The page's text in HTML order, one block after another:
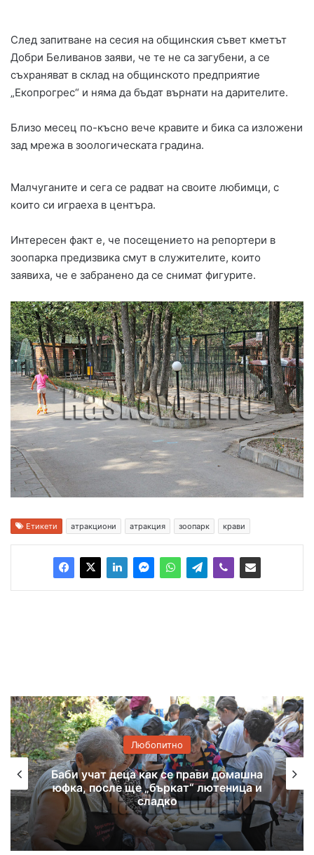
След запитване на сесия на общинския съвет кметът
Добри Беливанов заяви, че те не са загубени, а се
съхраняват в склад на общинското предприятие
„Екопрогрес“ и няма да бъдат върнати на дарителите.
Близо месец по-късно вече кравите и бика са изложени
зад мрежа в зоологическата градина.
Малчуганите и сега се радват на своите любимци, с
които си играеха в центъра.
Интересен факт е, че посещението на репортери в
зоопарка предизвика смут в служителите, които
заявиха, че е забранено да се снимат фигурите.
Етикети атракциони атракция зоопарк крави
Любопитно
Хасковско присъствие в
националната изложба „Забравените
божества“